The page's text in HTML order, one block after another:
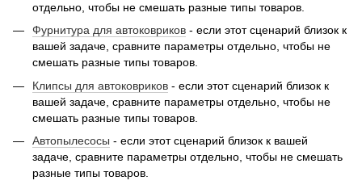
отдельно, чтобы не смешать разные типы товаров.
Фурнитура для автоковриков - если этот сценарий близок к
вашей задаче, сравните параметры отдельно, чтобы не
смешать разные типы товаров.
Клипсы для автоковриков - если этот сценарий близок к
вашей задаче, сравните параметры отдельно, чтобы не
смешать разные типы товаров.
Автопылесосы - если этот сценарий близок к вашей
задаче, сравните параметры отдельно, чтобы не смешать
разные типы товаров.